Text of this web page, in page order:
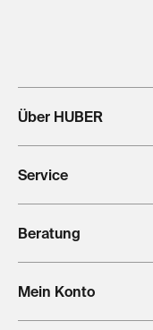
Über HUBER
Service
Beratung
Mein Konto